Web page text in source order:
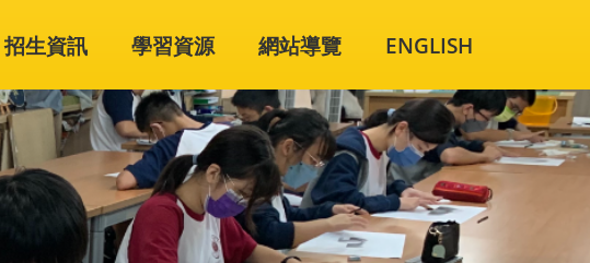
招生資訊 學習資源 網站導覽 ENGLISH